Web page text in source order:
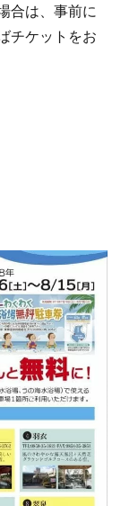
合は、事前に
チケットをお